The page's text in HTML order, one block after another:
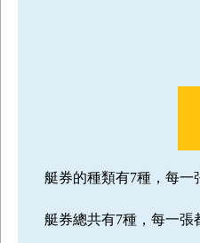
艇券的種類有7種，每
艇券總共有7種，每一張